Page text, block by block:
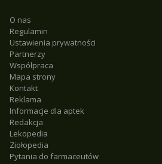
O nas
Regulamin
Ustawienia prywatności
Partnerzy
Współpraca
Mapa strony
Kontakt
Reklama
Informacje dla aptek
Redakcja
Lekopedia
Ziołopedia
Pytania do farmaceutów